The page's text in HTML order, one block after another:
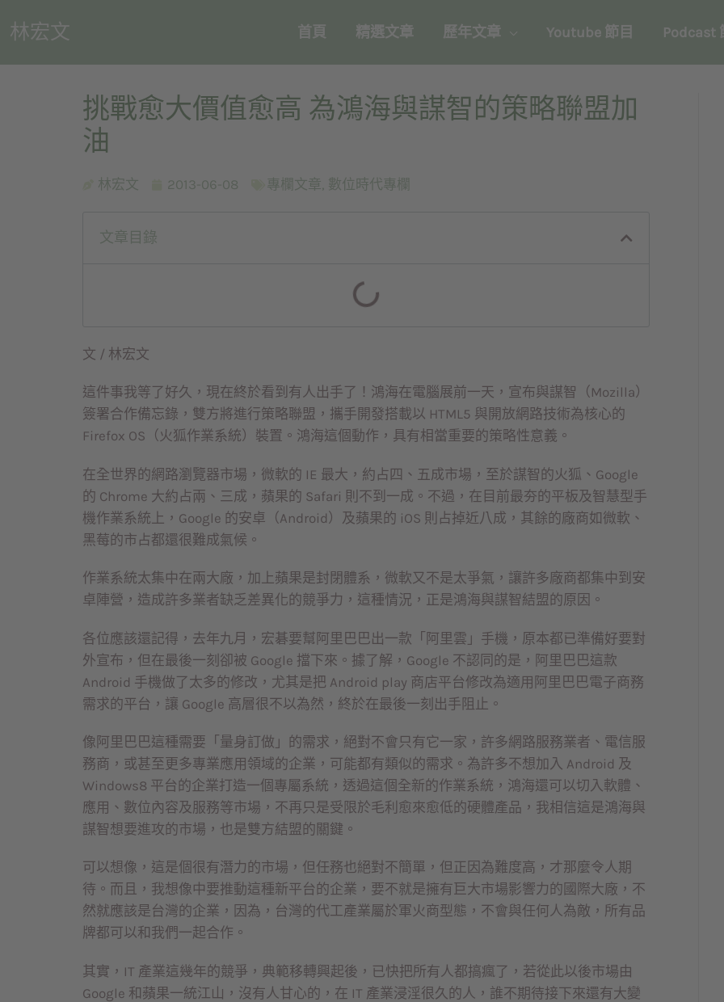
林宏文 首頁 精選文章 歷年文章 Youtube 節目 Podcast
挑戰愈大價值愈高 為鴻海與謀智的策略聯盟加
油
林宏文 2013-06-08 專欄文章, 數位時代專欄
文章目錄
文 / 林宏文
這件事我等了好久，現在終於看到有人出手了！鴻海在電腦展前一天，宣布與謀智（Mozilla）
簽署合作備忘錄，雙方將進行策略聯盟，攜手開發搭載以 HTML5 與開放網路技術為核心的
Firefox OS（火狐作業系統）裝置。鴻海這個動作，具有相當重要的策略性意義。
在全世界的網路瀏覽器市場，微軟的 IE 最大，約占四、五成市場，至於謀智的火狐、Google
的 Chrome 大約占兩、三成，蘋果的 Safari 則不到一成。不過，在目前最夯的平板及智慧型手
機作業系統上，Google 的安卓（Android）及蘋果的 iOS 則占掉近八成，其餘的廠商如微軟、
黑莓的市占都還很難成氣候。
作業系統太集中在兩大廠，加上蘋果是封閉體系，微軟又不是太爭氣，讓許多廠商都集中到安
卓陣營，造成許多業者缺乏差異化的競爭力，這種情況，正是鴻海與謀智結盟的原因。
各位應該還記得，去年九月，宏碁要幫阿里巴巴出一款「阿里雲」手機，原本都已準備好要對
外宣布，但在最後一刻卻被 Google 擋下來。據了解，Google 不認同的是，阿里巴巴這款
Android 手機做了太多的修改，尤其是把 Android play 商店平台修改為適用阿里巴巴電子商務
需求的平台，讓 Google 高層很不以為然，終於在最後一刻出手阻止。
像阿里巴巴這種需要「量身訂做」的需求，絕對不會只有它一家，許多網路服務業者、電信服
務商，或甚至更多專業應用領域的企業，可能都有類似的需求。為許多不想加入 Android 及
Windows8 平台的企業打造一個專屬系統，透過這個全新的作業系統，鴻海還可以切入軟體、
應用、數位內容及服務等市場，不再只是受限於毛利愈來愈低的硬體產品，我相信這是鴻海與
謀智想要進攻的市場，也是雙方結盟的關鍵。
可以想像，這是個很有潛力的市場，但任務也絕對不簡單，但正因為難度高，才那麼令人期
待。而且，我想像中要推動這種新平台的企業，要不就是擁有巨大市場影響力的國際大廠，不
然就應該是台灣的企業，因為，台灣的代工產業屬於軍火商型態，不會與任何人為敵，所有品
牌都可以和我們一起合作。
其實，IT 產業這幾年的競爭，典範移轉興起後，已快把所有人都搞瘋了，若從此以後市場由
Google 和蘋果一統江山，沒有人甘心的，在 IT 產業浸淫很久的人，誰不期待接下來還有大變